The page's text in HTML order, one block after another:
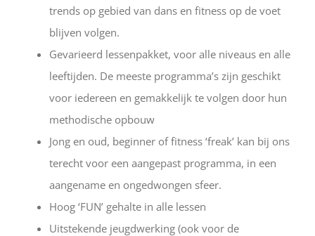
trends op gebied van dans en fitness op de voet
blijven volgen.
Gevarieerd lessenpakket, voor alle niveaus en alle
leeftijden. De meeste programma’s zijn geschikt
voor iedereen en gemakkelijk te volgen door hun
methodische opbouw
Jong en oud, beginner of fitness ‘freak’ kan bij ons
terecht voor een aangepast programma, in een
aangename en ongedwongen sfeer.
Hoog ‘FUN’ gehalte in alle lessen
Uitstekende jeugdwerking (ook voor de